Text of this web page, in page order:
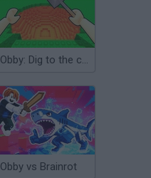
Obby: Dig to the center of the Earth
Obby vs Brainrot